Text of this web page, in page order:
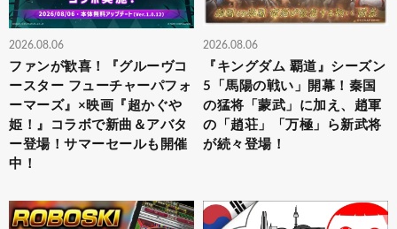
2026.08.06
ファンが歓喜！『グルーヴコ
ースター フューチャーパフォ
ーマーズ』×映画『超かぐや
姫！』コラボで新曲＆アバタ
ー登場！サマーセールも開催
中！
2026.08.06
『キングダム 覇道』シーズン
5「馬陽の戦い」開幕！秦国
の猛将「蒙武」に加え、趙軍
の「趙荘」「万極」ら新武将
が続々登場！